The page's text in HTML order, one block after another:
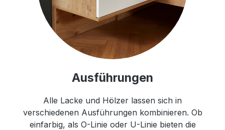
Ausführungen
Alle Lacke und Hölzer lassen sich in
verschiedenen Ausführungen kombinieren. Ob
einfarbig, als O-Linie oder U-Linie bieten die